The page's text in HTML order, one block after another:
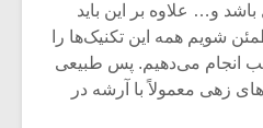
باشد و… علاوه بر این باید
شویم همه این تکنیک‌ها را
انجام می‌دهیم. پس طبیعی
زهی معمولاً با آرشه در
باشی،
باش
موسیقی